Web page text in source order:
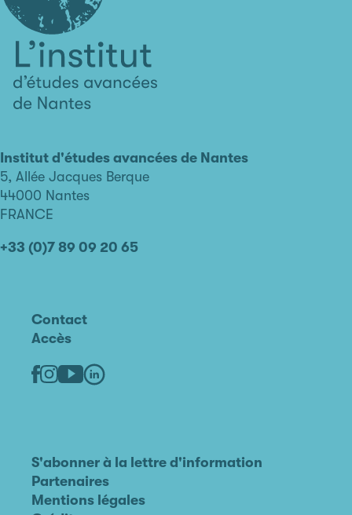
avancées
de
Nantes
Institut d'études avancées de Nantes
5, Allée Jacques Berque
44000 Nantes
FRANCE
+33 (0)7 89 09 20 65
Contact
Accès
Facebook
Instagram
Youtube
Linkedin
S'abonner à la lettre d'information
Partenaires
Mentions légales